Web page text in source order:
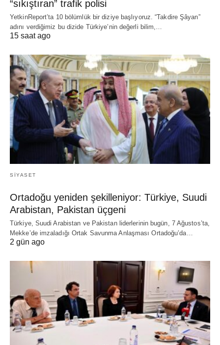
“sıkıştıran” trafik polisi
YetkinReport’ta 10 bölümlük bir diziye başlıyoruz. “Takdire Şâyan”
adını verdiğimiz bu dizide Türkiye’nin değerli bilim,…
15 saat ago
SIYASET
Ortadoğu yeniden şekilleniyor: Türkiye, Suudi
Arabistan, Pakistan üçgeni
Türkiye, Suudi Arabistan ve Pakistan liderlerinin bugün, 7 Ağustos’ta,
Mekke’de imzaladığı Ortak Savunma Anlaşması Ortadoğu’da…
2 gün ago